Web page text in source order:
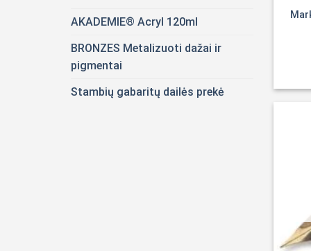
AKADEMIE® Acryl 120ml
BRONZES Metalizuoti dažai ir
pigmentai
Stambių gabaritų dailės prekė